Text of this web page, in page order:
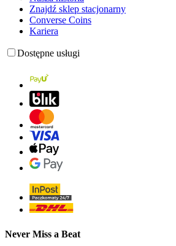
Znajdź sklep stacjonarny
Converse Coins
Kariera
Dostępne usługi
Never Miss a Beat